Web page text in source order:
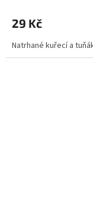
29 Kč
Natrhané kuřecí a